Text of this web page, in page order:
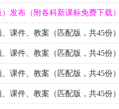
发布（附各科新课标免费下载）
课件、教案（匹配版，共45份）
课件、教案（匹配版，共45份）
课件、教案（匹配版，共45份）
课件、教案（匹配版，共45份）